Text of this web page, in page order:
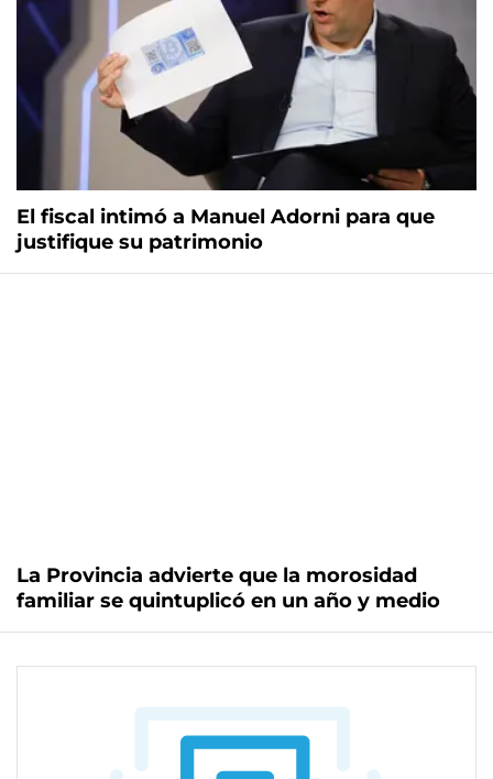
El fiscal intimó a Manuel Adorni para que
justifique su patrimonio
La Provincia advierte que la morosidad
familiar se quintuplicó en un año y medio